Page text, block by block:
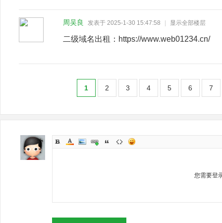
周吴良 发表于 2025-1-30 15:47:58 显示全部楼层
二级域名出租：https://www.web01234.cn/
1 2 3 4 5 6 7
您需要登